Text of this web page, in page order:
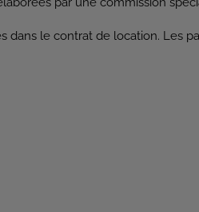
le contrat de location. Les